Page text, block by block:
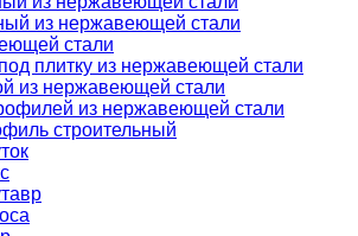
из нержавеющей стали
стали
плитку из нержавеющей стали
из нержавеющей стали
из нержавеющей стали
строительный